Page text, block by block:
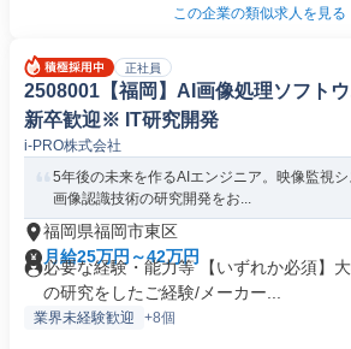
この企業の類似求人を見る
正社員
2508001【福岡】AI画像処理ソフト
新卒歓迎※ IT研究開発
i-PRO株式会社
5年後の未来を作るAIエンジニア。映像監視
画像認識技術の研究開発をお...
福岡県福岡市東区
月給25万円～42万円
必要な経験・能力等 【いずれか必須】
の研究をしたご経験/メーカー...
業界未経験歓迎 +8個